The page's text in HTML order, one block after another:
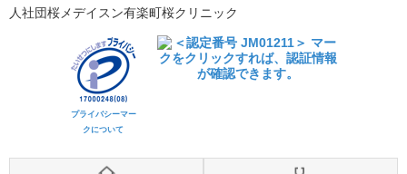
人社団桜メデイスン有楽町桜クリニック
プライバシーマー
クについて